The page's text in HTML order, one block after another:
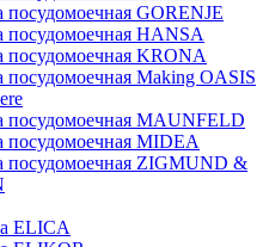
GORENJE
HANSA
KRONA
Making OASIS
MAUNFELD
MIDEA
ZIGMUND &
ELICA